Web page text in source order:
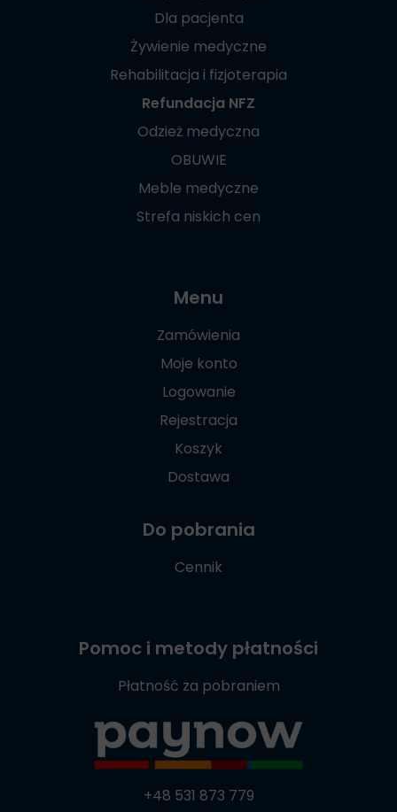
Dla pacjenta
Żywienie medyczne
Rehabilitacja i fizjoterapia
Refundacja NFZ
Odzież medyczna
OBUWIE
Meble medyczne
Strefa niskich cen
Menu
Zamówienia
Moje konto
Logowanie
Rejestracja
Koszyk
Dostawa
Do pobrania
Cennik
Pomoc i metody płatności
Płatność za pobraniem
+48 531 873 779